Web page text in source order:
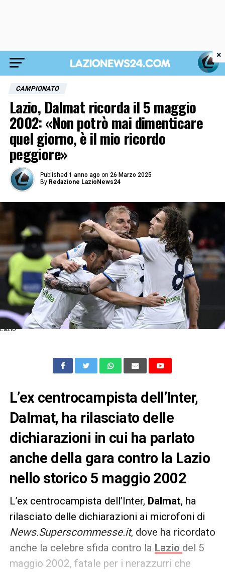
CAMPIONATO
Lazio, Dalmat ricorda il 5 maggio
2002: «Non potrò mai dimenticare
quel giorno, è il mio ricordo
peggiore»
Published 1 anno ago on 26 Marzo 2025
By Redazione LazioNews24
Lazio
L’ex centrocampista dell’Inter,
Dalmat, ha rilasciato delle
dichiarazioni in cui ha parlato
anche della gara contro la Lazio
nello storico 5 maggio 2002
L’ex centrocampista dell’Inter, Dalmat, ha
rilasciato delle dichiarazioni ai microfoni di
News.Superscommesse.it, dove ha ricordato
anche la celebre sfida contro la Lazio del 5
maggio 2002, fatale per i nerazzurri che
×